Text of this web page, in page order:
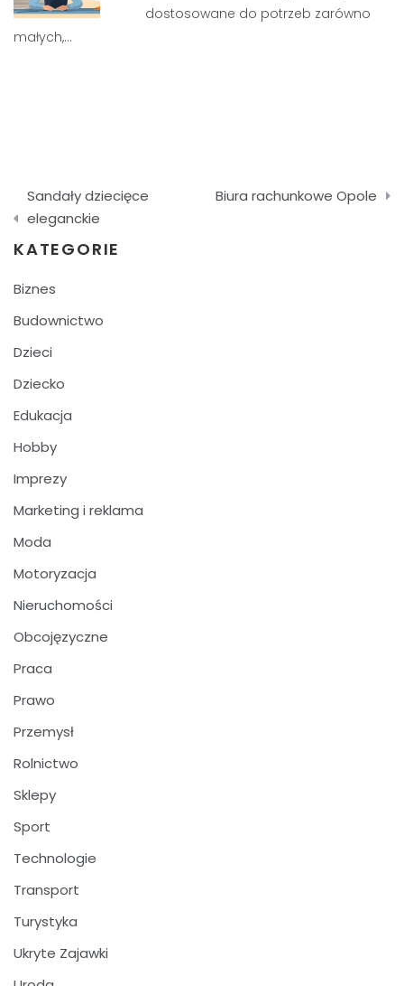
dostosowane do potrzeb zarówno
małych,…
Nawigacja
wpisu
Sandały dziecięce
eleganckie
Biura rachunkowe Opole
KATEGORIE
Biznes
Budownictwo
Dzieci
Dziecko
Edukacja
Hobby
Imprezy
Marketing i reklama
Moda
Motoryzacja
Nieruchomości
Obcojęzyczne
Praca
Prawo
Przemysł
Rolnictwo
Sklepy
Sport
Technologie
Transport
Turystyka
Ukryte Zajawki